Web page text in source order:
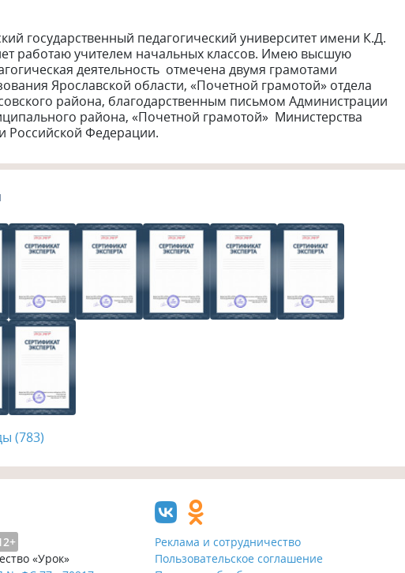
государственный педагогический университет имени К.Д.
работаю учителем начальных классов. Имею высшую
деятельность  отмечена двумя грамотами
Ярославской области, «Почетной грамотой» отдела
района, благодарственным письмом Администрации
района, «Почетной грамотой»  Министерства
Российской Федерации.
(783)
«Урок»
Реклама и сотрудничество
Пользовательское соглашение